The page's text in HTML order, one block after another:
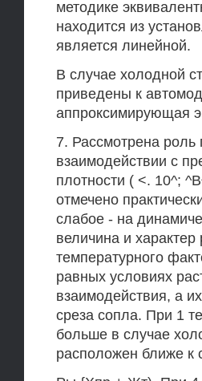
методике
находится из
является линейной.
В случае холодной
приведены к
аппроксимирующая
7. Рассмотрена роль
взаимодействии с
плотности ( <. 10^;
отмечено
слабое - на
величина и
температурного
равных условиях
взаимодействия, а
среза сопла. При 1
больше в случае
расположен ближе к